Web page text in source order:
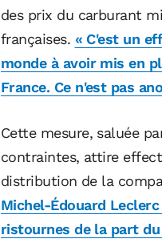
des prix du carburant
françaises. « C'est un
monde à avoir mis en
France. Ce n'est pas
Cette mesure, saluée
contraintes, attire
distribution de la
Michel-Édouard
ristournes de la part